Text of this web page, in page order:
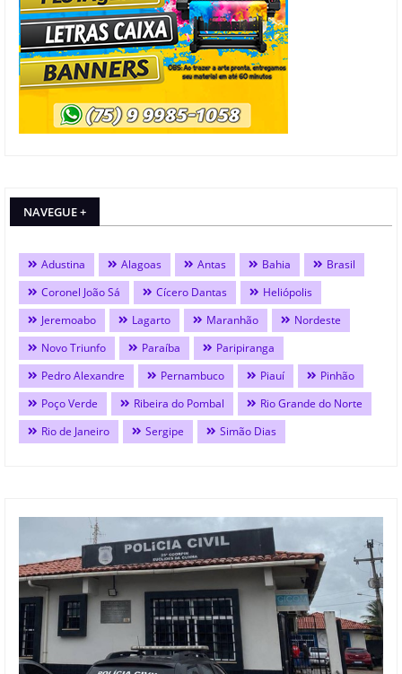
NAVEGUE +
Adustina Alagoas Antas Bahia
Brasil
Coronel João Sá
Cícero Dantas
Heliópolis
Jeremoabo
Lagarto Maranhão
Nordeste
Novo Triunfo
Paraíba
Paripiranga
Pedro Alexandre
Pernambuco Piauí
Pinhão
Poço Verde
Ribeira do Pombal
Rio Grande do Norte
Rio de Janeiro
Sergipe Simão Dias